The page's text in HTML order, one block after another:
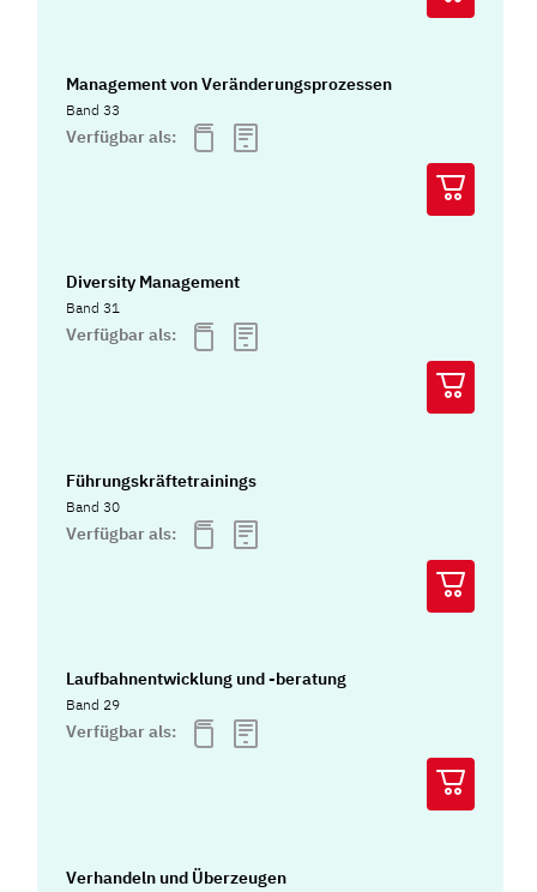
Management von Veränderungsprozessen
Band 33
Verfügbar als:
Diversity Management
Band 31
Verfügbar als:
Führungskräftetrainings
Band 30
Verfügbar als:
Laufbahnentwicklung und -beratung
Band 29
Verfügbar als:
Verhandeln und Überzeugen